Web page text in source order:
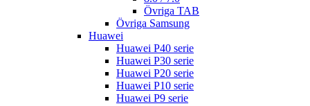
Övriga TAB
Övriga Samsung
Huawei
Huawei P40 serie
Huawei P30 serie
Huawei P20 serie
Huawei P10 serie
Huawei P9 serie